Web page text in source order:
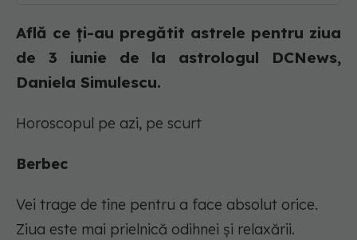
Află ce ți-au pregătit astrele pentru ziua
de 3 iunie de la astrologul DCNews,
Daniela Simulescu.
Horoscopul pe azi, pe scurt
Berbec
Vei trage de tine pentru a face absolut orice.
Ziua este mai prielnică odihnei și relaxării.